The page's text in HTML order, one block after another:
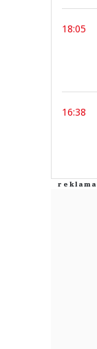
18:05
16:38